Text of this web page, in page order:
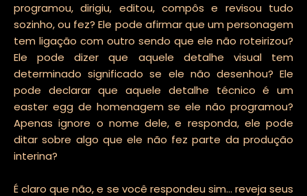
programou, dirigiu, editou, compôs e revisou tudo
sozinho, ou fez? Ele pode afirmar que um personagem
tem ligação com outro sendo que ele não roteirizou?
Ele pode dizer que aquele detalhe visual tem
determinado significado se ele não desenhou? Ele
pode declarar que aquele detalhe técnico é um
easter egg de homenagem se ele não programou?
Apenas ignore o nome dele, e responda, ele pode
ditar sobre algo que ele não fez parte da produção
interina?
É claro que não, e se você respondeu sim... reveja seus